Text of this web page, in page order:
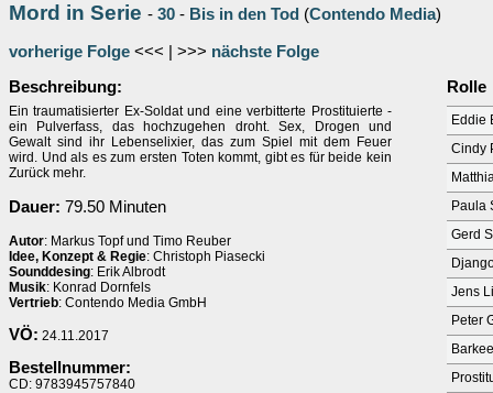
Mord in Serie - 30 - Bis in den Tod (Contendo Media)
vorherige Folge <<< | >>> nächste Folge
Beschreibung:
Ein traumatisierter Ex-Soldat und eine verbitterte Prostituierte -
ein Pulverfass, das hochzugehen droht. Sex, Drogen und
Gewalt sind ihr Lebenselixier, das zum Spiel mit dem Feuer
wird. Und als es zum ersten Toten kommt, gibt es für beide kein
Zurück mehr.
Dauer: 79.50 Minuten
Autor: Markus Topf und Timo Reuber
Idee, Konzept & Regie: Christoph Piasecki
Sounddesing: Erik Albrodt
Musik: Konrad Dornfels
Vertrieb: Contendo Media GmbH
VÖ: 24.11.2017
Bestellnummer:
CD: 9783945757840
Rolle
Eddie
Cindy
Paula
Gerd
Jens
Peter